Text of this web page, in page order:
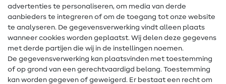
Hulp & contact
Contact
Wijziging van eigenaar
FAQ
advertenties te personaliseren, om media van derde
aanbieders te integreren of om de toegang tot onze website
te analyseren. De gegevensverwerking vindt alleen plaats
wanneer cookies worden geplaatst. Wij delen deze gegevens
met derde partijen die wij in de instellingen noemen.
De gegevensverwerking kan plaatsvinden met toestemming
of op grond van een gerechtvaardigd belang. Toestemming
kan worden gegeven of geweigerd. Er bestaat een recht om